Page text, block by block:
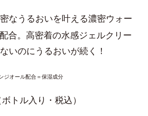
なうるおいを叶える濃密ウォー
配合。高密着の水感ジェルクリー
いのにうるおいが続く！
ジオール配合＝保湿成分
トル入り・税込）